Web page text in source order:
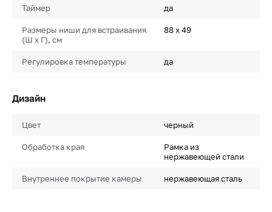
Таймер да
Размеры ниши для встраивания
(Ш х Г), см
88 х 49
Регулировка температуры да
Дизайн
Цвет черный
Обработка края
Рамка из
нержавеющей стали
Внутреннее покрытие камеры нержавеющая сталь